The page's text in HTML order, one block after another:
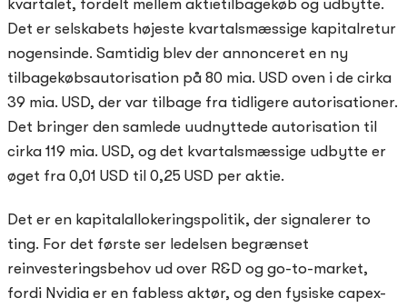
kvartalet, fordelt mellem aktietilbagekøb og udbytte.
Det er selskabets højeste kvartalsmæssige kapitalretur
nogensinde. Samtidig blev der annonceret en ny
tilbagekøbsautorisation på 80 mia. USD oven i de cirka
39 mia. USD, der var tilbage fra tidligere autorisationer.
Det bringer den samlede uudnyttede autorisation til
cirka 119 mia. USD, og det kvartalsmæssige udbytte er
øget fra 0,01 USD til 0,25 USD per aktie.
Det er en kapitalallokeringspolitik, der signalerer to
ting. For det første ser ledelsen begrænset
reinvesteringsbehov ud over R&D og go-to-market,
fordi Nvidia er en fabless aktør, og den fysiske capex-